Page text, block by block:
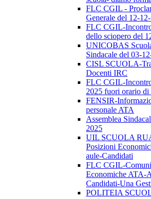
FLC CGIL -
Generale del 12-
FLC CGIL-
dello sciopero del
UNICOBAS
Sindacale del 03-
CISL SCUOLA-
Docenti IRC
FLC CGIL-
2025 fuori orario di
FENSIR-
personale ATA
Assemblea
2025
UIL SCUOLA
Posizioni
aule-Candidati
FLC CGIL-
Economiche ATA-
Candidati-Una
POLITEIA